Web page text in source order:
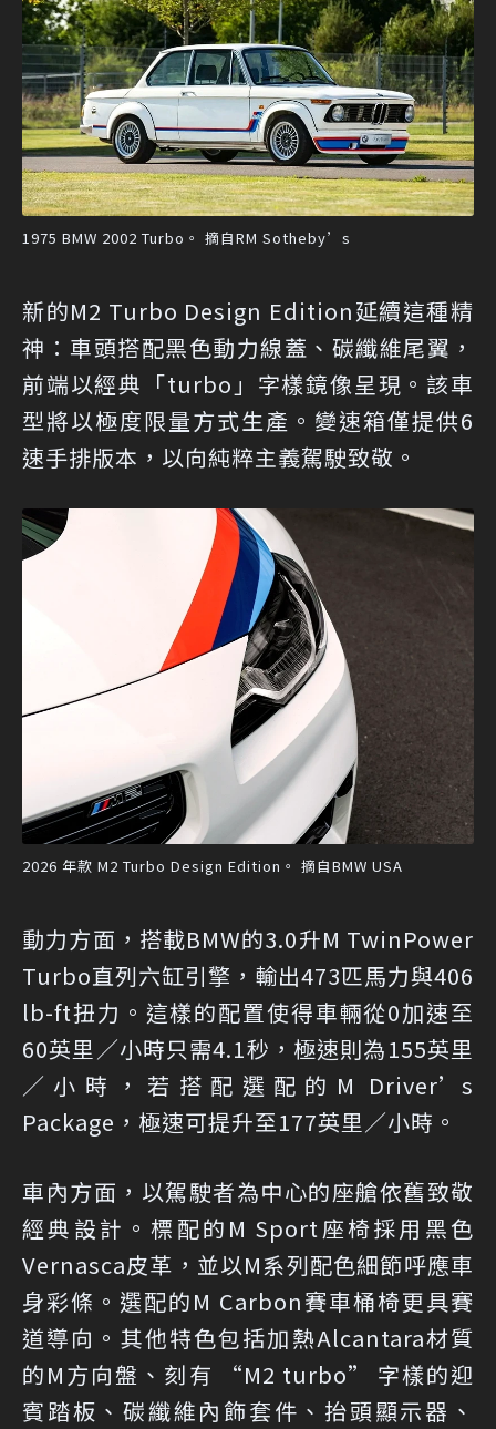
1975 BMW 2002 Turbo。 摘自RM Sotheby’s
新的M2 Turbo Design Edition延續這種精
神：車頭搭配黑色動力線蓋、碳纖維尾翼，
前端以經典「turbo」字樣鏡像呈現。該車
型將以極度限量方式生產。變速箱僅提供6
速手排版本，以向純粹主義駕駛致敬。
2026 年款 M2 Turbo Design Edition。 摘自BMW USA
動力方面，搭載BMW的3.0升M TwinPower
Turbo直列六缸引擎，輸出473匹馬力與406
lb-ft扭力。這樣的配置使得車輛從0加速至
60英里／小時只需4.1秒，極速則為155英里
／小時，若搭配選配的M Driver’s
Package，極速可提升至177英里／小時。
車內方面，以駕駛者為中心的座艙依舊致敬
經典設計。標配的M Sport座椅採用黑色
Vernasca皮革，並以M系列配色細節呼應車
身彩條。選配的M Carbon賽車桶椅更具賽
道導向。其他特色包括加熱Alcantara材質
的M方向盤、刻有 “M2 turbo” 字樣的迎
賓踏板、碳纖維內飾套件、抬頭顯示器、